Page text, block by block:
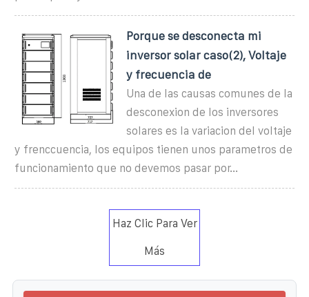
Porque se desconecta mi
inversor solar caso(2), Voltaje
y frecuencia de
Una de las causas comunes de la
desconexion de los inversores
solares es la variacion del voltaje
y frenccuencia, los equipos tienen unos parametros de
funcionamiento que no devemos pasar por...
Haz Clic Para Ver
Más